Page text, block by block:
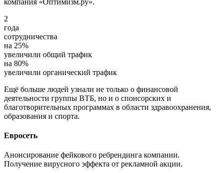
2
года
сотрудничества
на 25%
увеличили общий трафик
на 80%
увеличили органический трафик
Ещё больше людей узнали не только о финансовой
деятельности группы ВТБ, но и о спонсорских и
благотворительных программах в области здравоохранения,
образования и спорта.
Евросеть
Анонсирование фейкового ребрендинга компании.
Получение вирусного эффекта от рекламной акции.